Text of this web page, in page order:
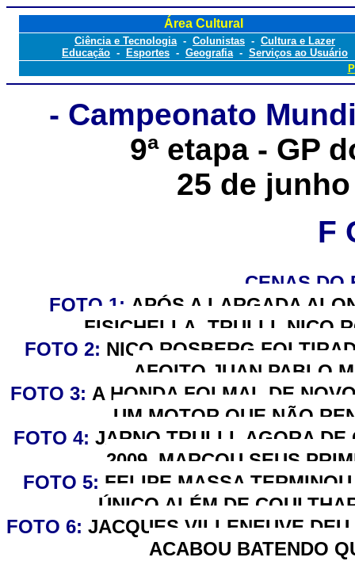
Área Cultural
Ciência e Tecnologia- Colunistas - Cultura e Lazer
Educação - Esportes - Geografia- Serviços ao Usuário
- Campeonato
9ª etapa - GP d
25 de junho
F
CENAS DO
FOTO 1: APÓS A LARGADA
FISICHELLA, TRULLI, NICO
FOTO 2: NICO ROSBERG FOI
AFOITO JUAN PABLO
FOTO 3: A HONDA FOI MAL DE
UM MOTOR QUE NÃO
FOTO 4: JARNO TRULLI, AGORA DE
2009, MARCOU SEUS
FOTO 5: FELIPE MASSA
ÚNICO ALÉM DE
FOTO 6: JACQUES VILLENEUVE
ACABOU BATENDO